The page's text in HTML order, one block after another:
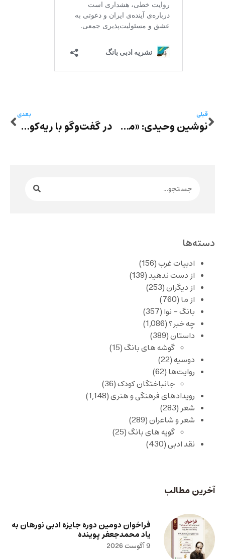
قبلی
نوشین وحیدی: «من، مریم، بچه‌ها و بیست و شش نفر دیگر»: سفری از تنهایی به سوی همدلی در دل آشوب
بعدی
در گفت‌وگو با ریه‌کودان: استفاده از هوش مصنوعی به عنوان یک ابزار روایی
دسته‌ها
ادبیات غرب(156)
از دست ندهید(139)
از دیگران(253)
از ما (760)
بانگ – نوا (357)
چه خبر؟(1,086)
داستان(389)
گوشه های بانگ(15)
دوسیه(22)
روایت‌ها (62)
جانباختگان کودک(36)
رویدادهای فرهنگی و هنری(1,148)
شعر(283)
شعر و شاعران(289)
گویه های بانگ(25)
نقد ادبی(430)
آخرین مطالب
فراخوان دومین دوره جایزه ادبی نورهان به
یاد محمدجعفر پوینده
9 آگوست 2026